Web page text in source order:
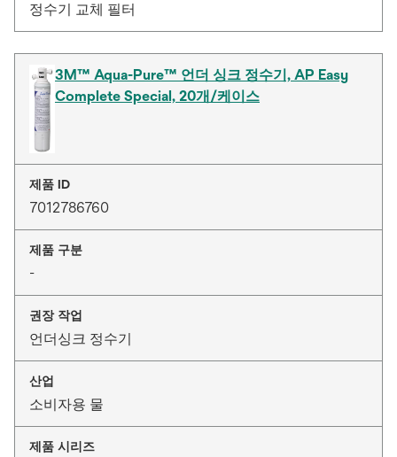
정수기 교체 필터
3M™ Aqua-Pure™ 언더 싱크 정수기, AP Easy
Complete Special, 20개/케이스
제품 ID
7012786760
제품 구분
-
권장 작업
언더싱크 정수기
산업
소비자용 물
제품 시리즈